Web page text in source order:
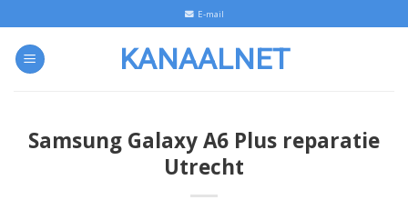
to
content
E-mail
KANAALNET
Samsung Galaxy A6 Plus reparatie
Utrecht